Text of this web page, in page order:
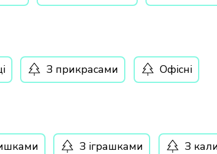
Офісні
З іграшками З
З прикрасами